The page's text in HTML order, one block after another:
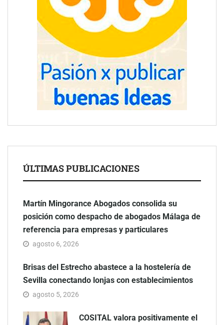
ÚLTIMAS PUBLICACIONES
Martín Mingorance Abogados consolida su
posición como despacho de abogados Málaga de
referencia para empresas y particulares
agosto 6, 2026
Brisas del Estrecho abastece a la hostelería de
Sevilla conectando lonjas con establecimientos
agosto 5, 2026
COSITAL valora positivamente el